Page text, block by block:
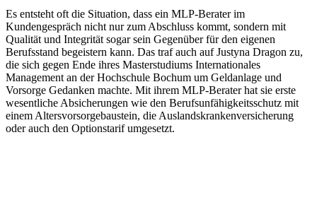
Es entsteht oft die Situation, dass ein MLP-Berater im
Kundengespräch nicht nur zum Abschluss kommt, sondern mit
Qualität und Integrität sogar sein Gegenüber für den eigenen
Berufsstand begeistern kann. Das traf auch auf Justyna Dragon zu,
die sich gegen Ende ihres Masterstudiums Internationales
Management an der Hochschule Bochum um Geldanlage und
Vorsorge Gedanken machte. Mit ihrem MLP-Berater hat sie erste
wesentliche Absicherungen wie den Berufsunfähigkeitsschutz mit
einem Altersvorsorgebaustein, die Auslandskrankenversicherung
oder auch den Optionstarif umgesetzt.